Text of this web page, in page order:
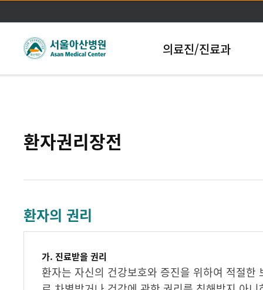
본문바로가기
의료진/진료과
환자권리장전
환자의 권리
가. 진료받을 권리
환자는 자신의 건강보호와 증진을 위하여 적절